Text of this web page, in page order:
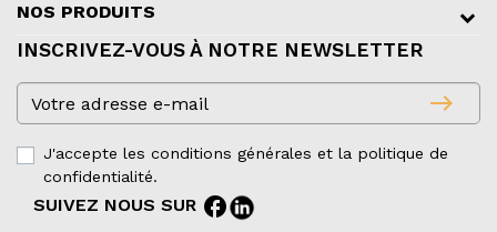
NOS PRODUITS
INSCRIVEZ-VOUS À NOTRE NEWSLETTER
east
J'accepte les conditions générales et la politique de
confidentialité.
SUIVEZ NOUS SUR facebook